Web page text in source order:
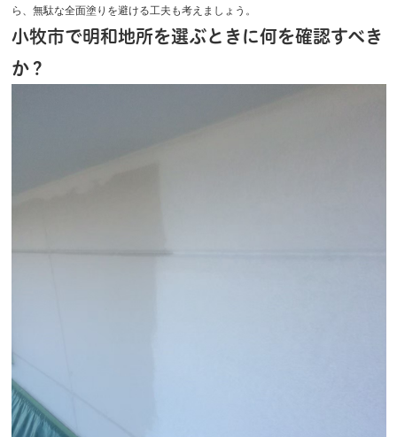
ら、無駄な全面塗りを避ける工夫も考えましょう。
小牧市で明和地所を選ぶときに何を確認すべき
か？